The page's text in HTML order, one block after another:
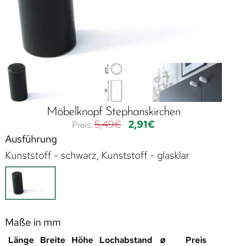
Möbelknopf Stephanskirchen
5,49€ 2,91€
Ausführung
Kunststoff - schwarz, Kunststoff - glasklar
Maße in mm
Länge Breite Höhe Lochabstand ⌀
Preis